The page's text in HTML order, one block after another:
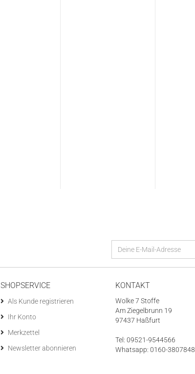
SHOPSERVICE
Als Kunde registrieren
Ihr Konto
Merkzettel
Newsletter abonnieren
KONTAKT
Wolke 7 Stoffe
Am Ziegelbrunn 19
97437 Haßfurt
Tel: 09521-9544566
Whatsapp: 0160-3807848